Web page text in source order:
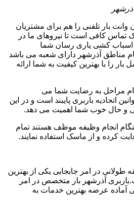
وانت بار تلفنی را هم برای مشتریان
تماس کافی است تا نیروهای ما در
کشی یاری رسان شما
مناطق آذرشهر دارای شعبه می باشد
را با بهترین کیفیت به شما ارائه
مراحل به رضایت شما می
اتحادیه باربری پایبند است و در این
و حال خوب شما اهمیت می دهد.
انجام وظیفه موظف هستند تمام
کرده و از ماسک استفاده نمایند.
طولانی در امر جابجایی یکی از بهترین
آذرشهر بار متخصص در امر
آماده عرضه بهترین خدمات به